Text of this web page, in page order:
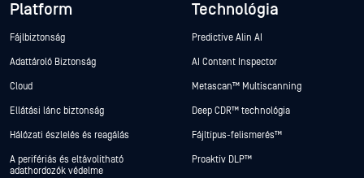
Platform
Fájlbiztonság
Adattároló Biztonság
Cloud
Ellátási lánc biztonság
Hálózati észlelés és reagálás
A perifériás és eltávolítható
adathordozók védelme
Technológia
Predictive Alin AI
AI Content Inspector
Metascan™ Multiscanning
Deep CDR™ technológia
Fájltípus-felismerés™
Proaktív DLP™